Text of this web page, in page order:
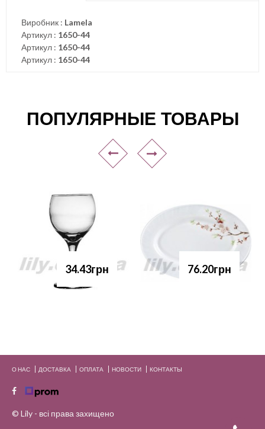
Виробник : Lamela
Артикул : 1650-44
Артикул : 1650-44
Артикул : 1650-44
ПОПУЛЯРНЫЕ ТОВАРЫ
34.43грн 76.20грн
О НАС ДОСТАВКА ОПЛАТА НОВОСТИ КОНТАКТЫ
© Lily - всі права захищено